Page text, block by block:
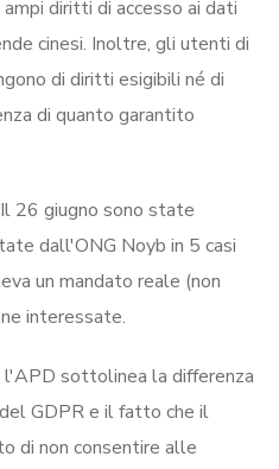
diritti di accesso ai dati
cinesi. Inoltre, gli utenti di
di diritti esigibili né di
di quanto garantito
Il 26 giugno sono state
dall'ONG Noyb in 5 casi
un mandato reale (non
interessate.
l'APD sottolinea la differenza
GDPR e il fatto che il
di non consentire alle